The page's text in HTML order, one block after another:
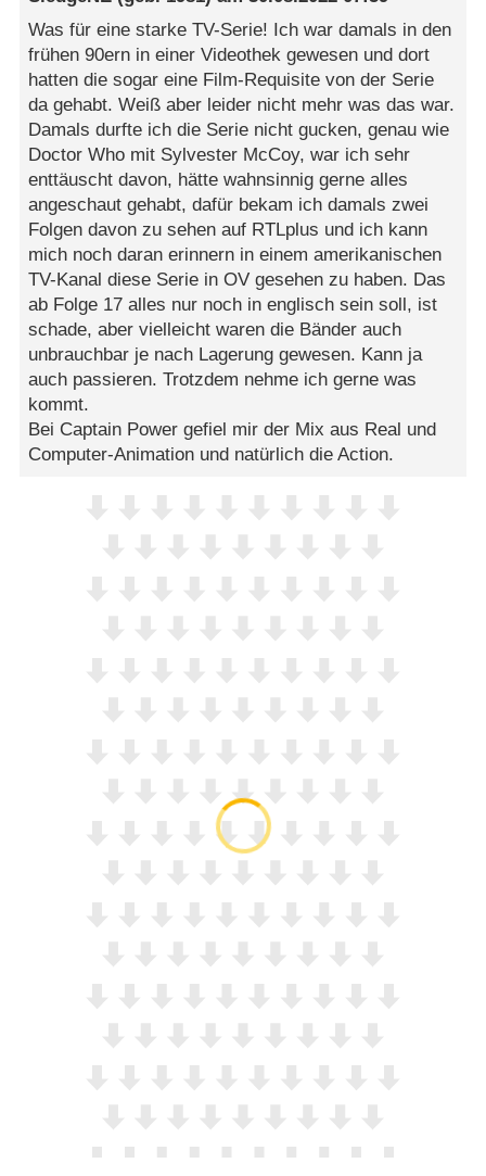
Was für eine starke TV-Serie! Ich war damals in den
frühen 90ern in einer Videothek gewesen und dort
hatten die sogar eine Film-Requisite von der Serie
da gehabt. Weiß aber leider nicht mehr was das war.
Damals durfte ich die Serie nicht gucken, genau wie
Doctor Who mit Sylvester McCoy, war ich sehr
enttäuscht davon, hätte wahnsinnig gerne alles
angeschaut gehabt, dafür bekam ich damals zwei
Folgen davon zu sehen auf RTLplus und ich kann
mich noch daran erinnern in einem amerikanischen
TV-Kanal diese Serie in OV gesehen zu haben. Das
ab Folge 17 alles nur noch in englisch sein soll, ist
schade, aber vielleicht waren die Bänder auch
unbrauchbar je nach Lagerung gewesen. Kann ja
auch passieren. Trotzdem nehme ich gerne was
kommt.
Bei Captain Power gefiel mir der Mix aus Real und
Computer-Animation und natürlich die Action.